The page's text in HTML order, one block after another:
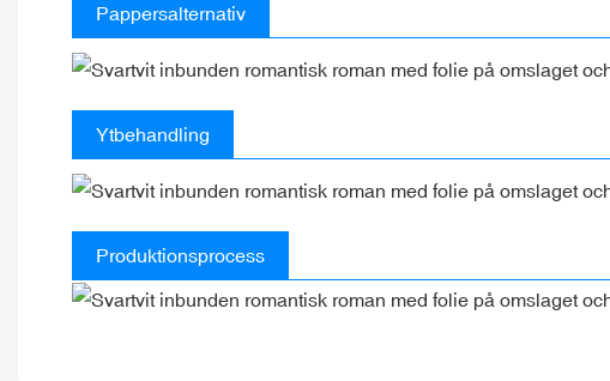
Pappersalternativ
Ytbehandling
Produktionsprocess